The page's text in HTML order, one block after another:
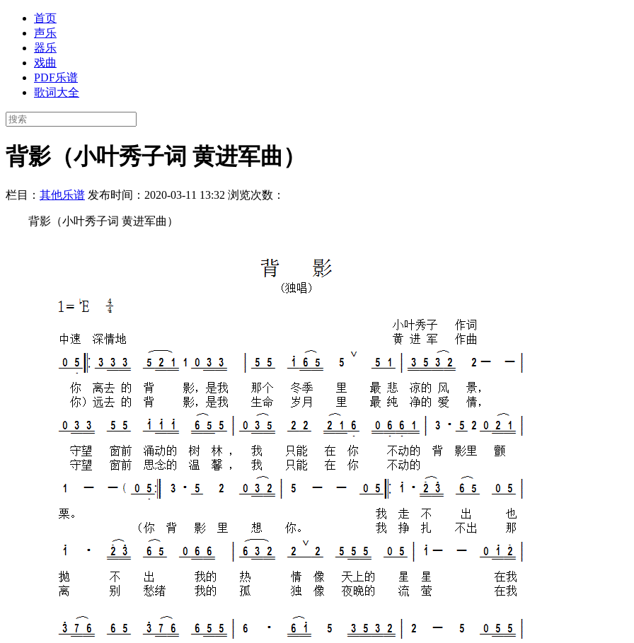
首页
声乐
器乐
戏曲
PDF乐谱
歌词大全
背影（小叶秀子词 黄进军曲）
栏目： 其他乐谱 发布时间：2020-03-11 13:32 浏览次数：
背影（小叶秀子词 黄进军曲）